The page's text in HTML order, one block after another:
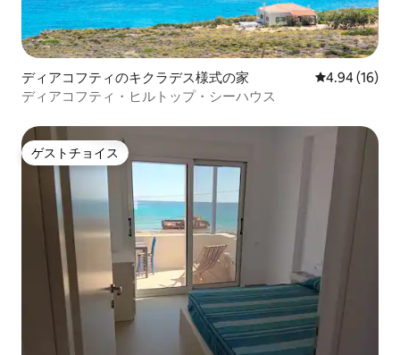
ディアコフティのキクラデス様式の家 レビュー16
4.94 (16)
ディアコフティ・ヒルトップ・シーハウス
ゲストチョイス
ゲストチョイス